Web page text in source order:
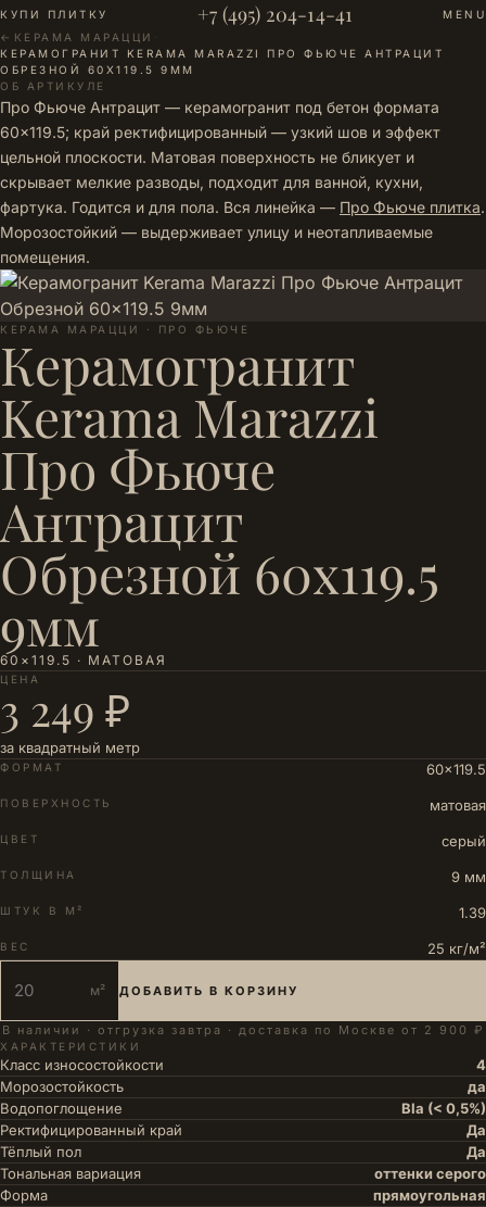
КУПИ ПЛИТКУ +7 (495) 204-14-41
MENU
← КЕРАМА МАРАЦЦИ ·
КЕРАМОГРАНИТ KERAMA MARAZZI ПРО ФЬЮЧЕ АНТРАЦИТ
ОБРЕЗНОЙ 60X119.5 9ММ
ОБ АРТИКУЛЕ
Про Фьюче Антрацит — керамогранит под бетон формата
60×119.5; край ректифицированный — узкий шов и эффект
цельной плоскости. Матовая поверхность не бликует и
скрывает мелкие разводы, подходит для ванной, кухни,
фартука. Годится и для пола. Вся линейка — Про Фьюче плитка.
Морозостойкий — выдерживает улицу и неотапливаемые
помещения.
КЕРАМА МАРАЦЦИ · ПРО ФЬЮЧЕ
Керамогранит
Kerama Marazzi
Про Фьюче
Антрацит
Обрезной 60x119.5
9мм
60×119.5 · МАТОВАЯ
ЦЕНА
3 249 ₽
за квадратный метр
ФОРМАТ 60×119.5
ПОВЕРХНОСТЬ матовая
ЦВЕТ серый
ТОЛЩИНА 9 мм
ШТУК В М² 1.39
ВЕС 25 кг/м²
м² ДОБАВИТЬ В КОРЗИНУ
В наличии · отгрузка завтра · доставка по Москве от 2 900 ₽
ХАРАКТЕРИСТИКИ
Класс износостойкости
4
Морозостойкость
да
Водопоглощение
BIa (< 0,5%)
Ректифицированный край
Да
Тёплый пол
Да
Тональная вариация
оттенки серого
Форма
прямоугольная